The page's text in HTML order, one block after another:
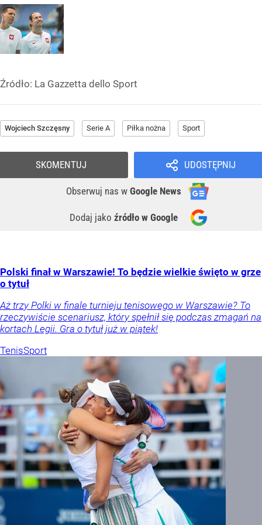
Źródło: La Gazzetta dello Sport
Wojciech Szczęsny Serie A Piłka nożna Sport
UDOSTĘPNIJ
Obserwuj nas w Google News
Dodaj jako źródło w Google
SKOMENTUJ
Polski finał w Warszawie! To będzie wielkie święto w grze
o tytuł
Aż trzy Polki w finale turnieju tenisowego w Warszawie? To
rzeczywiście scenariusz, który spełnił się podczas zmagań na
kortach Legii. Gra o tytuł już w piątek!
TenisSport